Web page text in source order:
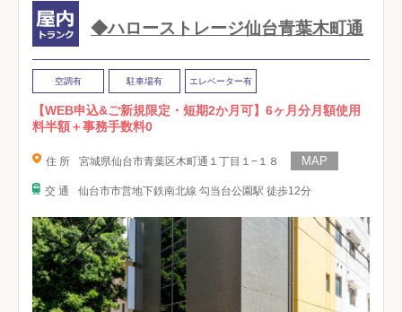
◆ハローストレージ仙台青葉木町通
空調有 駐車場有 エレベーター有
【WEB申込&ご新規限定・短期2か月可】6ヶ月分月額使用
料半額＋事務手数料0
住 所 宮城県仙台市青葉区木町通１丁目１−１８
交 通 仙台市市営地下鉄南北線 勾当台公園駅 徒歩12分